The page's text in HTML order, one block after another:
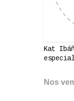
Kat
Nos